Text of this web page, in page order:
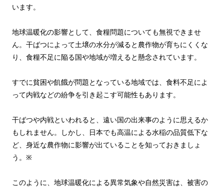
います。
地球温暖化の影響として、食糧問題についても無視できませ
ん。干ばつによって土壌の水分が減ると農作物が育ちにくくな
り、食糧不足に陥る国や地域が増えると懸念されています。
すでに貧困や飢餓が問題となっている地域では、食料不足によ
って内戦などの紛争を引き起こす可能性もあります。
干ばつや内戦といわれると、遠い国の出来事のように思えるか
もしれません。しかし、日本でも高温による水稲の品質低下な
ど、身近な農作物に影響が出ていることを知っておきましょ
う。※
このように、地球温暖化による異常気象や自然災害は、被害の